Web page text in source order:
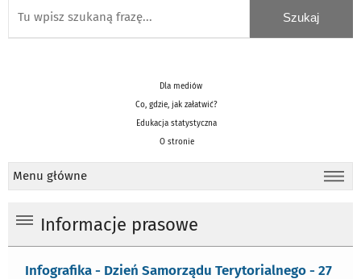
Dla mediów
Co, gdzie, jak załatwić?
Edukacja statystyczna
O stronie
Menu główne
Informacje prasowe
Infografika - Dzień Samorządu Terytorialnego - 27